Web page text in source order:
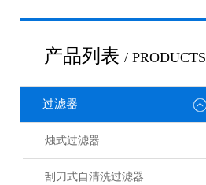
产品列表 / PRODUCTS
过滤器
烛式过滤器
刮刀式自清洗过滤器